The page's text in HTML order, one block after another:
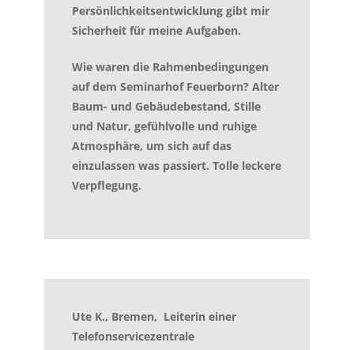
Persönlichkeitsentwicklung gibt mir
Sicherheit für meine Aufgaben.
Wie waren die Rahmenbedingungen
auf dem Seminarhof Feuerborn? Alter
Baum- und Gebäudebestand, Stille
und Natur, gefühlvolle und ruhige
Atmosphäre, um sich auf das
einzulassen was passiert. Tolle leckere
Verpflegung.
Ute K., Bremen, Leiterin einer
Telefonservicezentrale